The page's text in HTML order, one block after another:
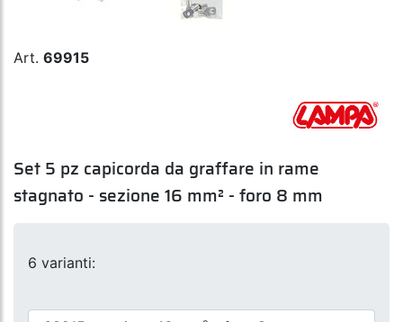
Art. 69915
Set 5 pz capicorda da graffare in rame
stagnato - sezione 16 mm² - foro 8 mm
6 varianti: